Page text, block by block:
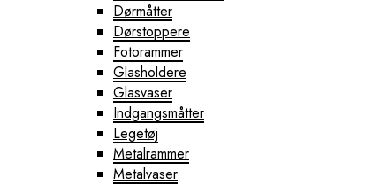
Dørmåtter
Dørstoppere
Fotorammer
Glasholdere
Glasvaser
Indgangsmåtter
Legetøj
Metalrammer
Metalvaser